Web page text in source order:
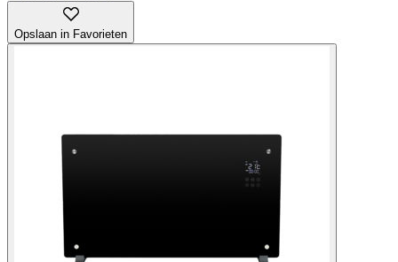
Opslaan in Favorieten